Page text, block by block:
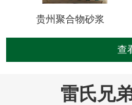
贵州聚合物砂浆
查
雷氏兄